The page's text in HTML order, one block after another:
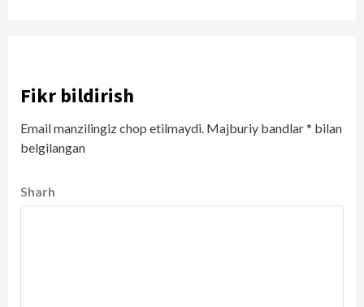
Fikr bildirish
Email manzilingiz chop etilmaydi. Majburiy bandlar* bilan
belgilangan
Sharh